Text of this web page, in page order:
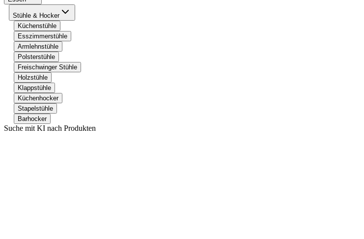
Stühle & Hocker
Küchenstühle
Esszimmerstühle
Armlehnstühle
Polsterstühle
Freischwinger Stühle
Holzstühle
Klappstühle
Küchenhocker
Stapelstühle
Barhocker
Suche mit KI nach Produkten